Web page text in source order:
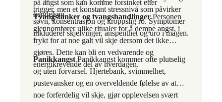
på angst som kan komme forsinket etter
hendelsen.
trigger, men et konstant stressnivå som påvirker
søvn, konsentrasjon og kroppslig ro. Symptomer
inkluderer skjelvinger, anspenthet og uro i magen.
Tvangstanker og tvangshandlingerPersonen
gjennomfører ulike ritualer for å dempe angst, i
frykt for at noe galt vil skje dersom det ikke
gjøres. Dette kan bli en vedvarende og
energikrevende del av hverdagen.
Panikkangst Panikkangst kommer ofte plutselig
og uten forvarsel. Hjertebank, svimmelhet,
pustevansker og en overveldende følelse av at
noe forferdelig vil skje, gjør opplevelsen svært